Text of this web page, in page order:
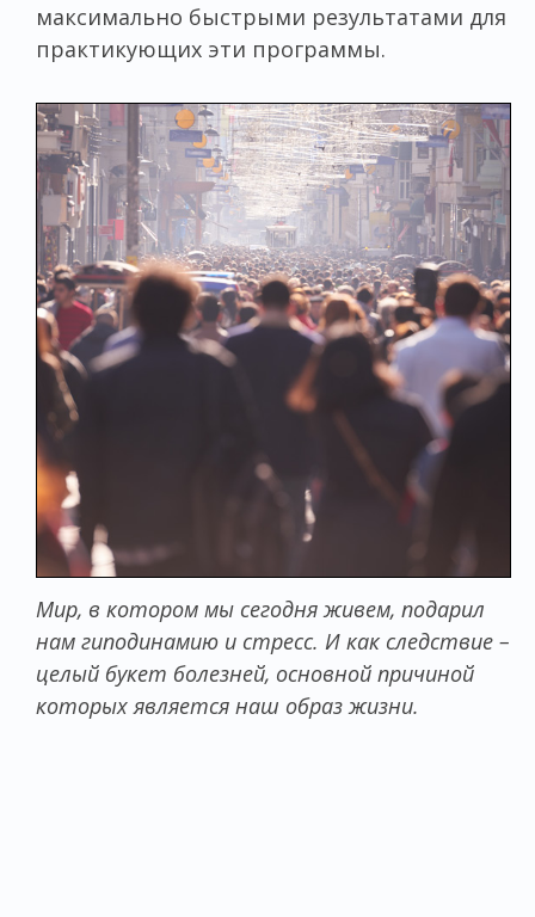
максимально быстрыми результатами для
практикующих эти программы.
Мир, в котором мы сегодня живем, подарил
нам гиподинамию и стресс. И как следствие –
целый букет болезней, основной причиной
которых является наш образ жизни.